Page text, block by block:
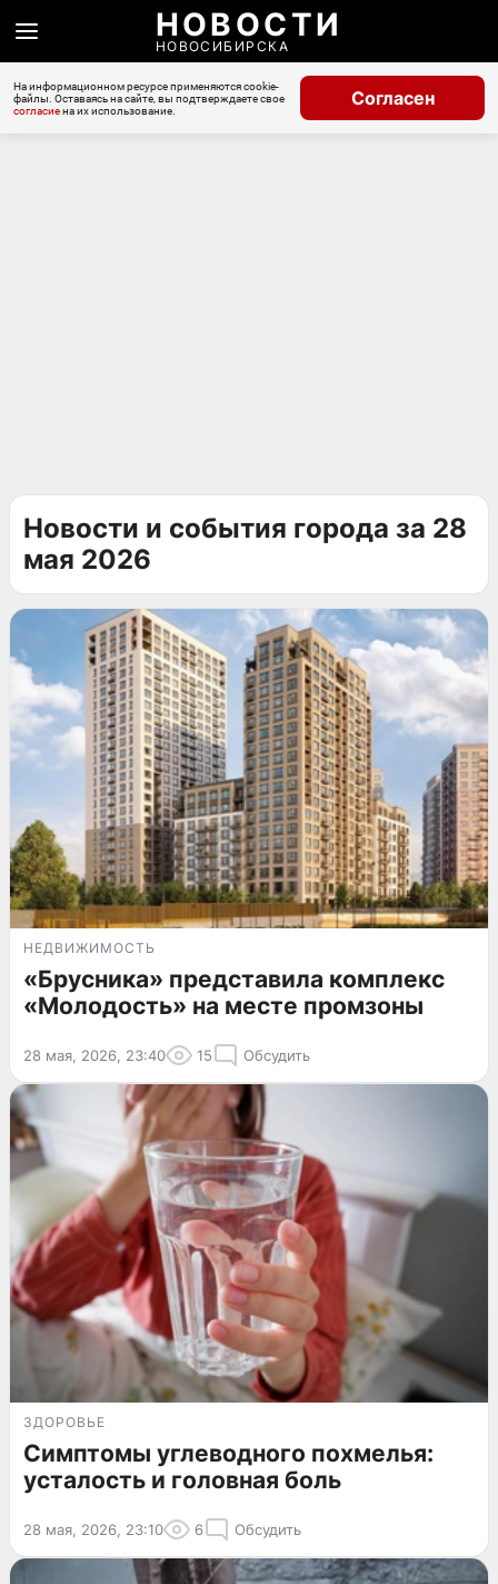
НОВОСТИ
НОВОСИБИРСКА
На информационном ресурсе применяются cookie-
файлы. Оставаясь на сайте, вы подтверждаете свое
согласиена их использование.
Согласен
Новости и события города за 28
мая 2026
НЕДВИЖИМОСТЬ
«Брусника» представила комплекс
«Молодость» на месте промзоны
28 мая, 2026, 23:40 15 Обсудить
ЗДОРОВЬЕ
Симптомы углеводного похмелья:
усталость и головная боль
28 мая, 2026, 23:10 6 Обсудить